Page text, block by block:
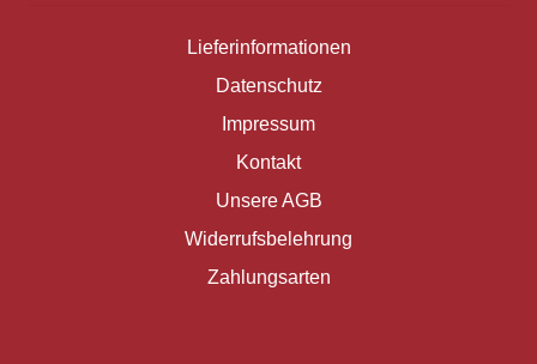
Lieferinformationen
Datenschutz
Impressum
Kontakt
Unsere AGB
Widerrufsbelehrung
Zahlungsarten